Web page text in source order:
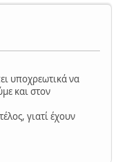
υποχρεωτικά να
και στον
γιατί έχουν